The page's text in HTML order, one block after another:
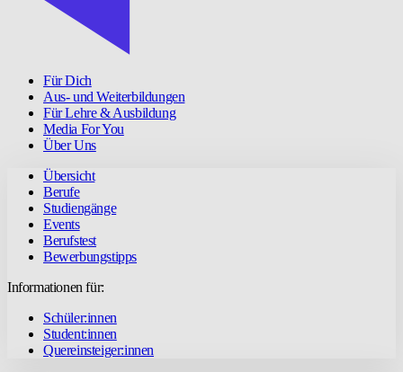
Für Dich
Aus- und Weiterbildungen
Für Lehre & Ausbildung
Media For You
Über Uns
Übersicht
Berufe
Studiengänge
Events
Berufstest
Bewerbungstipps
Informationen für:
Schüler:innen
Student:innen
Quereinsteiger:innen